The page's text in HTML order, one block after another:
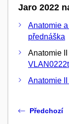
Jaro 2022
Anatomie
přednáška
Anatomie
VLAN0222t
Anatomie
Předchozí